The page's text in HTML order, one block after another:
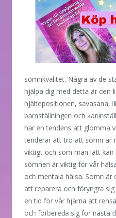
sömnkvalitet. Några av de
hjälpa dig med detta är den
hjältepositionen, savasana,
barnställningen och
har en tendens att glömma
tenderar att tro att sömn är
viktigt och som man lätt kan
sömnen är viktig för vår
och mentala hälsa. Sömn är
att reparera och föryngra
en tid för vår hjärna att
och förbereda sig för nästa